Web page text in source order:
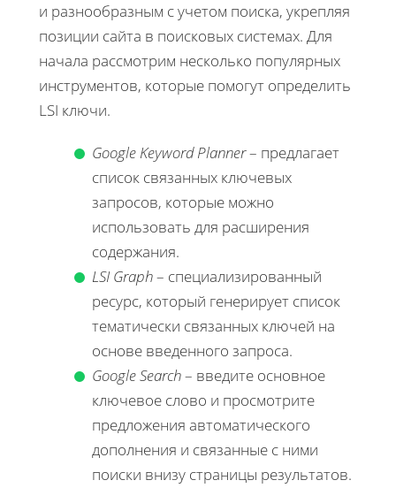
и разнообразным с учетом поиска, укрепляя
позиции сайта в поисковых системах. Для
начала рассмотрим несколько популярных
инструментов, которые помогут определить
LSI ключи.
Google Keyword Planner– предлагает
список связанных ключевых
запросов, которые можно
использовать для расширения
содержания.
LSI Graph– специализированный
ресурс, который генерирует список
тематически связанных ключей на
основе введенного запроса.
Google Search– введите основное
ключевое слово и просмотрите
предложения автоматического
дополнения и связанные с ними
поиски внизу страницы результатов.